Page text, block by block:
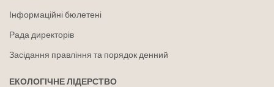
Інформаційні бюлетені
Рада директорів
Засідання правління та порядок денний
ЕКОЛОГІЧНЕ ЛІДЕРСТВО